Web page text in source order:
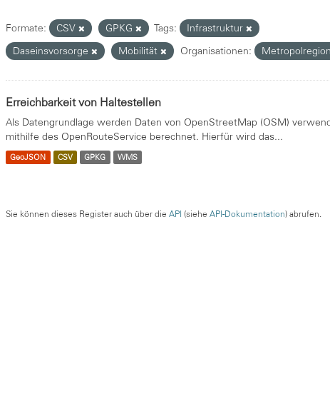
Formate: CSV GPKG Tags:
Infrastruktur
Daseinsvorsorge
Mobilität Organisationen:
Erreichbarkeit von Haltestellen
Als Datengrundlage werden Daten von OpenStreetMap (OSM)
mithilfe des OpenRouteService berechnet. Hierfür wird das...
GeoJSON CSV GPKG WMS
Sie können dieses Register auch über die API (siehe API-Dokumentation) abrufen.